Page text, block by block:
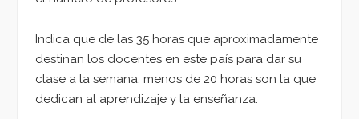
Indica que de las 35 horas que aproximadamente
destinan los docentes en este país para dar su
clase a la semana, menos de 20 horas son la que
dedican al aprendizaje y la enseñanza.